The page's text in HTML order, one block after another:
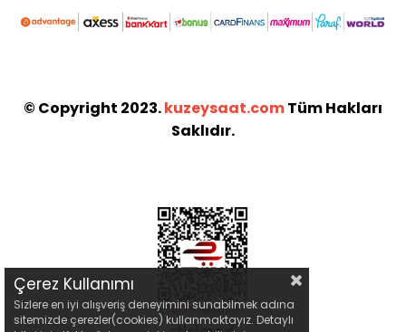
© Copyright 2023.kuzeysaat.comTüm Hakları
Saklıdır.
Çerez Kullanımı
Sizlere en iyi alışveriş deneyimini sunabilmek adına
sitemizde çerezler(cookies) kullanmaktayız. Detaylı